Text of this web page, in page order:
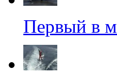
Первый в